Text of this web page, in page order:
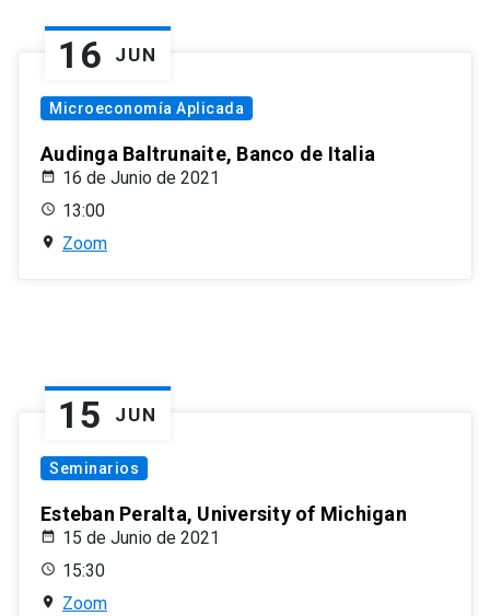
16 JUN
Microeconomía Aplicada
Audinga Baltrunaite, Banco de Italia
16 de Junio de 2021
13:00
Zoom
15 JUN
Seminarios
Esteban Peralta, University of Michigan
15 de Junio de 2021
15:30
Zoom